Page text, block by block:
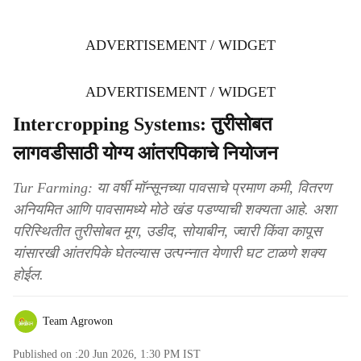
ADVERTISEMENT / WIDGET
ADVERTISEMENT / WIDGET
Intercropping Systems: तुरीसोबत
लागवडीसाठी योग्य आंतरपिकाचे नियोजन
Tur Farming: या वर्षी मॉन्सूनच्या पावसाचे प्रमाण कमी, वितरण
अनियमित आणि पावसामध्ये मोठे खंड पडण्याची शक्यता आहे. अशा
परिस्थितीत तुरीसोबत मूग, उडीद, सोयाबीन, ज्वारी किंवा कापूस
यांसारखी आंतरपिके घेतल्यास उत्पन्नात येणारी घट टाळणे शक्य
होईल.
Team Agrowon
Published on :20 Jun 2026, 1:30 PM IST